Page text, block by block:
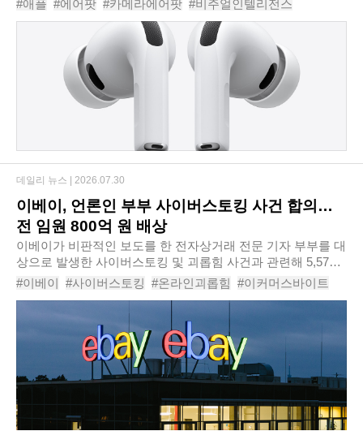
이 제기되면서 관심이 커지고 있다. ..
#애플 #에어팟 #카메라에어팟 #비주얼인텔리전스
#애플인텔리전스 #AI웨어러블 #에어팟울트라
이베이, 언론인 부부 사이버스토킹 사건 합의…
전 임원 800억 원 배상
이베이가 비판적인 보도를 한 전자상거래 전문 기자 부부를 대
상으로 발생한 사이버스토킹 및 괴롭힘 사건과 관련해 5,570
만 달러(한화 약 800억 원) 규모의 합의금을 지급하기로 했다.
전직 임직원들이 조직적으로 벌인 협박..
#이베이 #사이버스토킹 #온라인괴롭힘 #이커머스바이트
#데이비드스타이너 #이나스타이너 #이베이소송
#기업거버넌스
데일리 뉴스 | 2026.07.30